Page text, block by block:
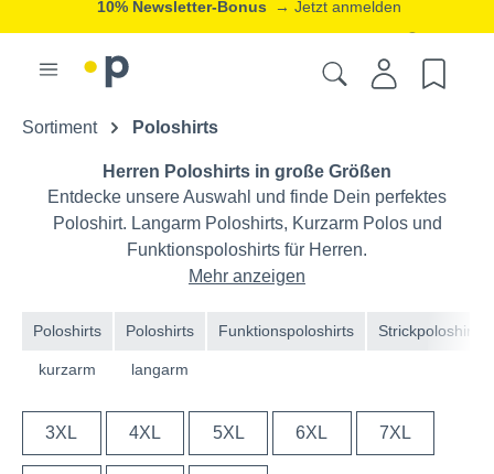
20% Neukunden-Rabatt → Jetzt registrierenⓘ
Sortiment Poloshirts
Herren Poloshirts in große Größen
Entdecke unsere Auswahl und finde Dein perfektes
Poloshirt. Langarm Poloshirts, Kurzarm Polos und
Funktionspoloshirts für Herren.
Mehr anzeigen
Poloshirts
kurzarm
Poloshirts
langarm
Funktionspoloshirts Strickpoloshirts
3XL 4XL 5XL 6XL 7XL